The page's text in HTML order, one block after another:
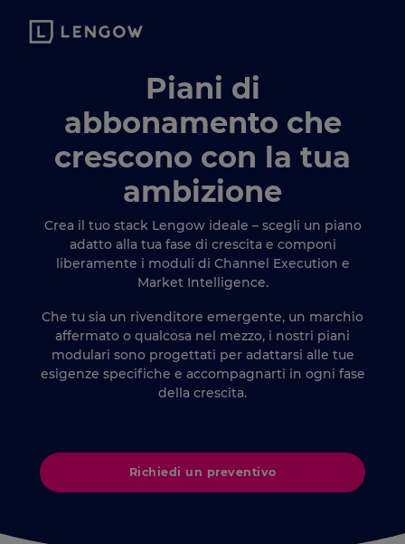
Piani di
abbonamento che
crescono con la tua
ambizione
Crea il tuo stack Lengow ideale – scegli un piano
adatto alla tua fase di crescita e componi
liberamente i moduli di Channel Execution e
Market Intelligence.
Che tu sia un rivenditore emergente, un marchio
affermato o qualcosa nel mezzo, i nostri piani
modulari sono progettati per adattarsi alle tue
esigenze specifiche e accompagnarti in ogni fase
della crescita.
Richiedi un preventivo